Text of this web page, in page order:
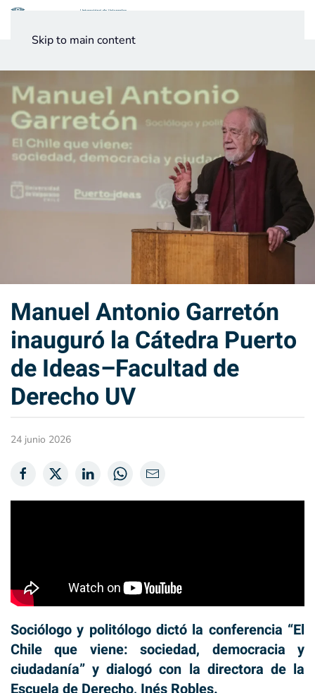
Skip to main content
Manuel Antonio Garretón
inauguró la Cátedra Puerto
de Ideas–Facultad de
Derecho UV
24 junio 2026
Sociólogo y politólogo dictó la conferencia “El
Chile que viene: sociedad, democracia y
ciudadanía” y dialogó con la directora de la